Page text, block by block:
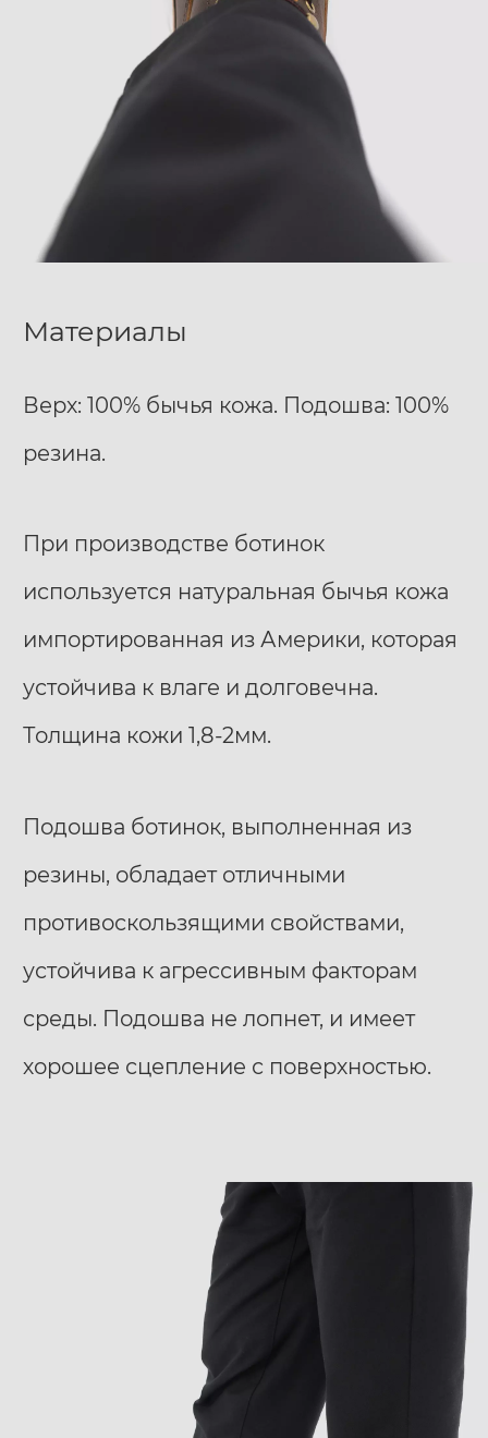
Материалы
Верх: 100% бычья кожа. Подошва: 100%
резина.
При производстве ботинок
используется натуральная бычья кожа
импортированная из Америки, которая
устойчива к влаге и долговечна.
Толщина кожи 1,8-2мм.
Подошва ботинок, выполненная из
резины, обладает отличными
противоскользящими свойствами,
устойчива к агрессивным факторам
среды. Подошва не лопнет, и имеет
хорошее сцепление с поверхностью.